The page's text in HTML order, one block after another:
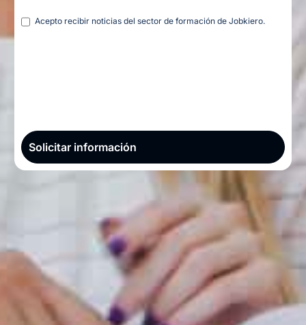
Legal
Acepto recibir noticias del sector de formación de Jobkiero.